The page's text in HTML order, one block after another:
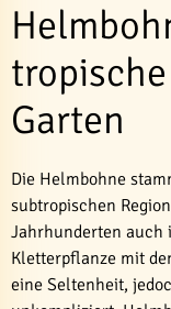
Garten
Die Helmbohne
subtropischen
Jahrhunderten auch
Kletterpflanze mit
eine Seltenheit,